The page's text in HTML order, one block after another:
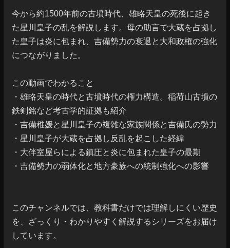
今から約1500年前の古墳時代、雄略天皇の死後に起き
た星川皇子の乱を解説します。母の助言で大蔵を占拠し
た皇子は炎に包まれ、吉備勢力の衰退と大和政権の強化
につながりました。
この動画でわかること
・雄略天皇の時代と古墳時代の権力構造。稲荷山古墳の
鉄剣銘など考古学的証拠も紹介
・吉備稚媛と星川皇子の複雑な家族関係と吉備氏の勢力
・星川皇子が大蔵を占拠し反乱を起こした経緯
・大伴室屋らによる鎮圧と炎に包まれた皇子の最期
・吉備勢力の弱体化と地方豪族への統制強化への影響
このチャンネルでは、教科書だけでは理解しにくい歴史
を、ざっくり・わかりやすく解説するシリーズをお届け
しています。